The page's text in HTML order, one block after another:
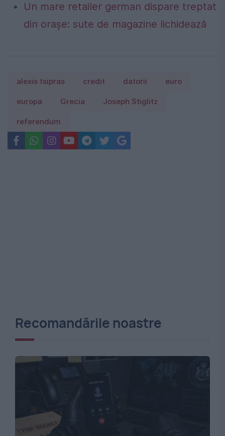
Un mare retailer german dispare treptat
din orașe: sute de magazine lichidează
alexis tsipras credit datorii euro
europa Grecia Joseph Stiglitz
referendum
Recomandările noastre